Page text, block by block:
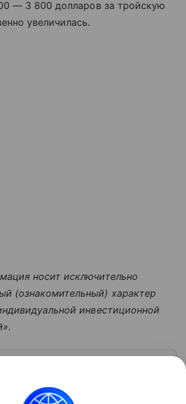
— 3 800 долларов за тройскую
увеличилась.
носит исключительно
(ознакомительный) характер
инвестиционной
рынке